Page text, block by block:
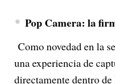
Pop Camera: la
Como novedad en la
una experiencia de
directamente dentro